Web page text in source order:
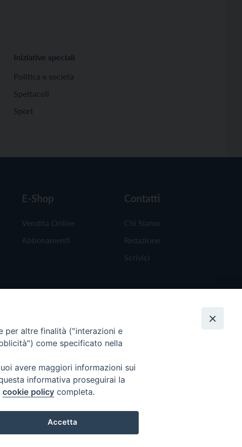
Iniziative speciali
Politica e società
Spettacoli
Sport
E-Shop
Vendita Online
Abbonamenti
Contatti
Chi Siamo
Redazione
Scrivici
per altre finalità ("interazioni e
come specificato nella
avere maggiori informazioni sui
informativa proseguirai la
cookie policy completa.
Accetta